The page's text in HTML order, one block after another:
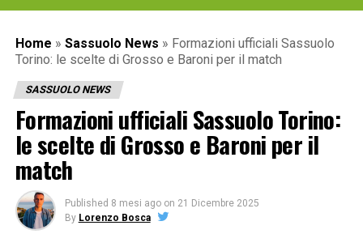
Home » Sassuolo News » Formazioni ufficiali Sassuolo
Torino: le scelte di Grosso e Baroni per il match
SASSUOLO NEWS
Formazioni ufficiali Sassuolo Torino:
le scelte di Grosso e Baroni per il
match
Published 8 mesi ago on 21 Dicembre 2025
By Lorenzo Bosca